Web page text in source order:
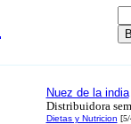
Nuez de la india
Distribuidora
Dietas y Nutricion [5/